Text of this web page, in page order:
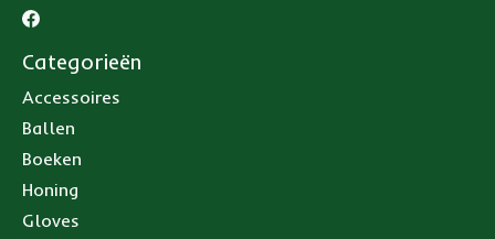
Categorieën
Accessoires
Ballen
Boeken
Honing
Gloves